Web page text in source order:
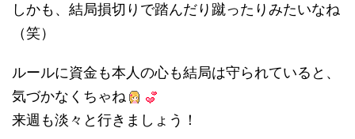
しかも、結局損切りで踏んだり蹴ったりみたいなね
（笑）
ルールに資金も本人の心も結局は守られていると、
気づかなくちゃね
来週も淡々と行きましょう！